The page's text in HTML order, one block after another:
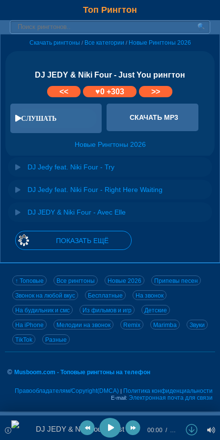
Топ Рингтон
Скачать рингтоны / Все категории / Новые Рингтоны 2026
DJ JEDY & Niki Four - Just You рингтон
<<
♥0+303 >>
СЛУШАТЬ СКАЧАТЬ MP3
Новые Рингтоны 2026
DJ Jedy feat. Niki Four - Try
DJ Jedy feat. Niki Four - Right Here Waiting
DJ JEDY & Niki Four - Avec Elle
ПОКАЗАТЬ ЕЩЁ
↑ Топовые Все рингтоны Новые 2026 Припевы песен
Звонок на любой вкус Бесплатные На звонок
На будильник и смс Из фильмов и игр Детские
На iPhone Мелодии на звонок Remix Marimba Звуки
TikTok Разные
© Musboom.com - Топовые рингтоны на телефон
Правообладателям/Copyright(DMCA) | Политика конфиденциальности
E-mail: Электронная почта для связи
DJ JEDY & Niki Four - Just You 00:00 …